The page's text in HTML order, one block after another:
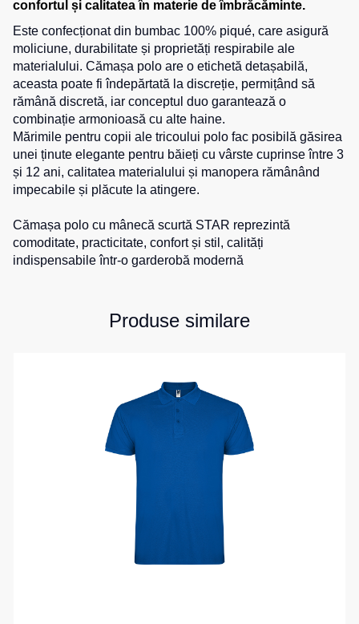
de
lucru
Veste
reflectorizante
Veste
copii
Combinezoane
Hanorace
Hanorace
cu
fermoar
Tours
Hanorace
Hanorac
pentru
sport
Pantaloni
scurți
pentru
copii
Îmbrăcăminte
cu
vizibilitate
confortul și calitatea în materie de îmbrăcăminte.
Este confecționat din bumbac 100% piqué, care asigură
moliciune, durabilitate și proprietăți respirabile ale
materialului. Cămașa polo are o etichetă detașabilă,
aceasta poate fi îndepărtată la discreție, permițând să
rămână discretă, iar conceptul duo garantează o
combinație armonioasă cu alte haine.
Mărimile pentru copii ale tricoului polo fac posibilă găsirea
unei ținute elegante pentru băieți cu vârste cuprinse între 3
și 12 ani, calitatea materialului și manopera rămânând
impecabile și plăcute la atingere.
Cămașa polo cu mânecă scurtă STAR reprezintă
comoditate, practicitate, confort și stil, calități
indispensabile într-o garderobă modernă
Produse similare